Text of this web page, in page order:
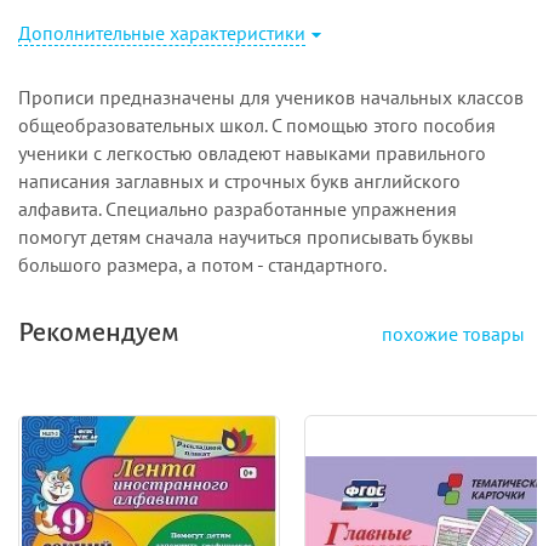
Дополнительные характеристики
Прописи предназначены для учеников начальных классов
общеобразовательных школ. С помощью этого пособия
ученики с легкостью овладеют навыками правильного
написания заглавных и строчных букв английского
алфавита. Специально разработанные упражнения
помогут детям сначала научиться прописывать буквы
большого размера, а потом - стандартного.
Рекомендуем похожие товары